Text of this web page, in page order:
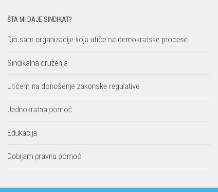
ŠTA MI DAJE SINDIKAT?
Dio sam organizacije koja utiče na demokratske procese
Sindikalna druženja
Utičem na donošenje zakonske regulative
Jednokratna pomoć
Edukacija
Dobijam pravnu pomoć